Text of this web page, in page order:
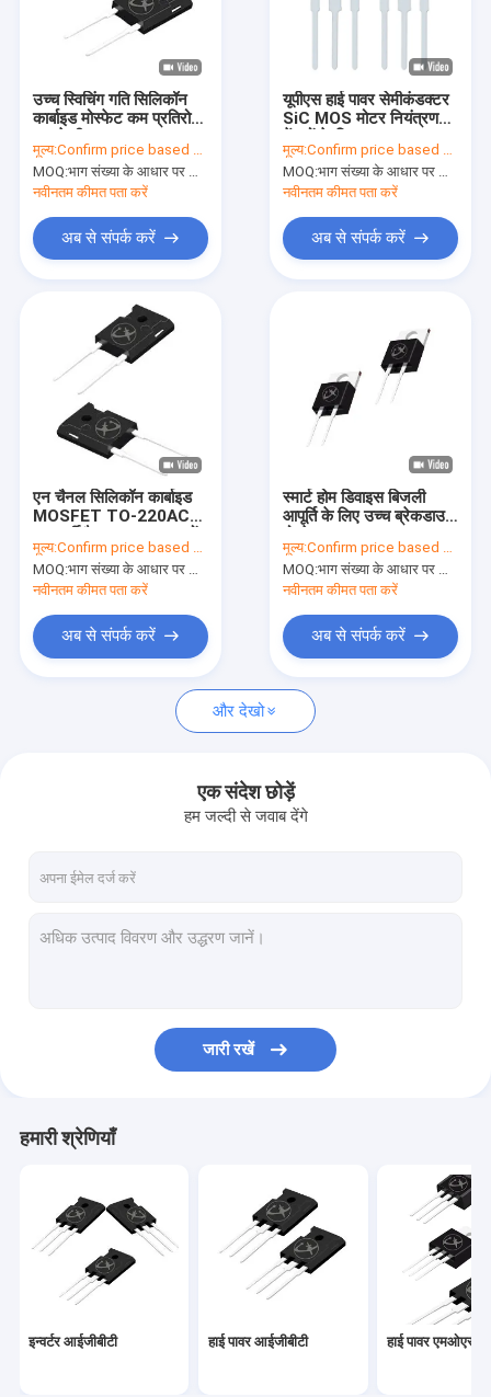
उत्पाद
वीडियो
वी.आर. शो
कारखाने का दौरा
गुणवत्ता नियंत्रण
हमसे संपर्क करें
हाई पावर आईजीबीटी
उच्च वोल्टेज MOSFET
कम वीएफ शॉटकी
हाई पावर सेमीकंडक्टर
सिलिकॉन कार्बाइड MOSFET
सिलिकॉन कार्बाइड एसबीडी
उच्च स्विचिंग गति सिलिकॉन
कार्बाइड मोस्फेट कम प्रतिरोध
मूल्य:Confirm price based on part number
MOQ:भाग संख्या के आधार पर मात्रा की पुष्टि करें
नवीनतम कीमत पता करें
अब से संपर्क करें
यूपीएस हाई पावर सेमीकंडक्टर
SiC MOS मोटर नियंत्रण
मूल्य:Confirm price based on part number
MOQ:भाग संख्या के आधार पर मात्रा की पुष्टि करें
नवीनतम कीमत पता करें
अब से संपर्क करें
एन चैनल सिलिकॉन कार्बाइड
MOSFET TO-220AC
मूल्य:Confirm price based on part number
MOQ:भाग संख्या के आधार पर मात्रा की पुष्टि करें
नवीनतम कीमत पता करें
अब से संपर्क करें
स्मार्ट होम डिवाइस बिजली
आपूर्ति के लिए उच्च ब्रेकडाउन
मूल्य:Confirm price based on part number
MOQ:भाग संख्या के आधार पर मात्रा की पुष्टि करें
नवीनतम कीमत पता करें
अब से संपर्क करें
और देखो
एक संदेश छोड़ें
हम जल्दी से जवाब देंगे
जारी रखें
हमारी श्रेणियाँ
इन्वर्टर आईजीबीटी हाई पावर आईजीबीटी हाई पावर